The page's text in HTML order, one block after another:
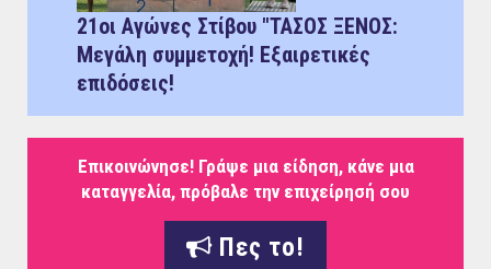
21οι Αγώνες Στίβου "ΤΑΣΟΣ ΞΕΝΟΣ:
Μεγάλη συμμετοχή! Εξαιρετικές
επιδόσεις!
Επικοινώνησε! Γράψε μια είδηση, κάνε μια
καταγγελία, πρόβαλε την επιχείρησή σου
Πες το!